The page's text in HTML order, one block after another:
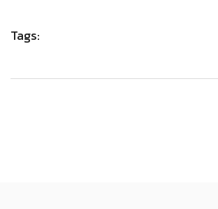
Tags: